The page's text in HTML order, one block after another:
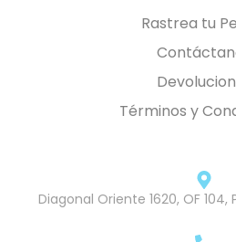
Rastrea tu
Términos y
Diagonal Oriente 1620, OF 104,